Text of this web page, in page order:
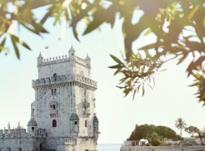
onboarden en beheren
HR-taken eenvoudig uitbesteden
in workflows integreren
HR en payroll solutions voor groeiende
met HR solutions op maat
voor zzp'ers
opties en betaalsnelheden voor
Inloggen